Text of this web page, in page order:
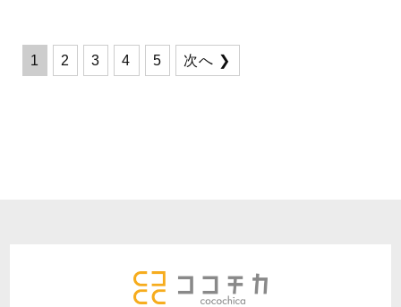
1 2 3 4 5 次へ ❯